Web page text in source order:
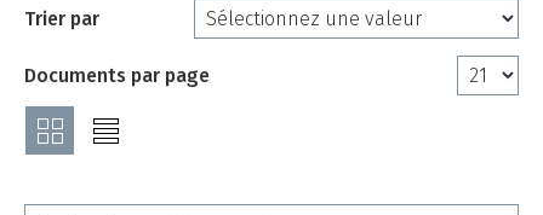
Trier par
Documents par page